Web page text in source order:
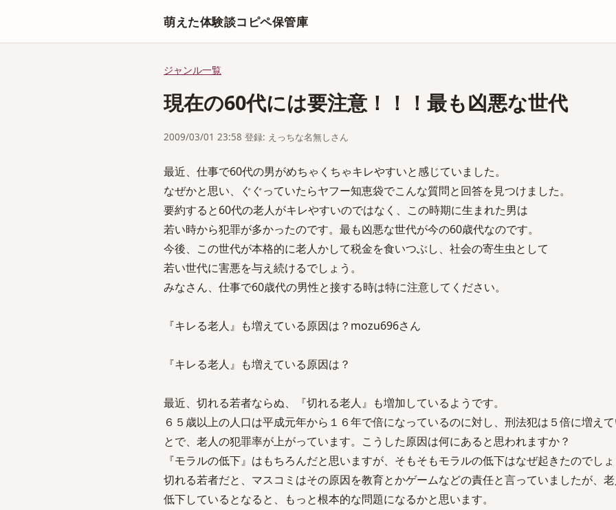
萌えた体験談コピペ保管庫
ジャンル一覧
現在の60代には要注意！！！最も凶悪な世代
2009/03/01 23:58 登録: えっちな名無しさん
最近、仕事で60代の男がめちゃくちゃキレやすいと感じていました。
なぜかと思い、ぐぐっていたらヤフー知恵袋でこんな質問と回答を見つけました。
要約すると60代の老人がキレやすいのではなく、この時期に生まれた男は
若い時から犯罪が多かったのです。最も凶悪な世代が今の60歳代なのです。
今後、この世代が本格的に老人かして税金を食いつぶし、社会の寄生虫として
若い世代に害悪を与え続けるでしょう。
みなさん、仕事で60歳代の男性と接する時は特に注意してください。
『キレる老人』も増えている原因は？mozu696さん
『キレる老人』も増えている原因は？
最近、切れる若者ならぬ、『切れる老人』も増加しているようです。
６５歳以上の人口は平成元年から１６年で倍になっているのに対し、刑法犯は５倍に増え
とで、老人の犯罪率が上がっています。こうした原因は何にあると思われますか？
『モラルの低下』はもちろんだと思いますが、そもそもモラルの低下はなぜ起きたのでしょ
切れる若者だと、マスコミはその原因を教育とかゲームなどの責任と言っていましたが、
低下しているとなると、もっと根本的な問題になるかと思います。